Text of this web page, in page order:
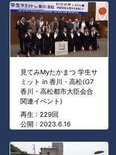
見てみMyたかまつ 学生サ
ミット in 香川・高松(G7
香川・高松都市大臣会合
関連イベント)
再生 : 229回
公開 : 2023.6.16